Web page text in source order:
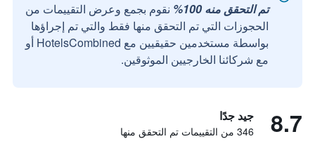
تم التحقق منه 100%
نقوم بجمع وعرض التقييمات من
الحجوزات التي تم التحقق منها فقط والتي تم إجراؤها
بواسطة مستخدمين حقيقيين مع HotelsCombined أو
مع شركائنا الخارجيين الموثوقين.
8.7 جيد جدًا
346 من التقييمات تم التحقق منها